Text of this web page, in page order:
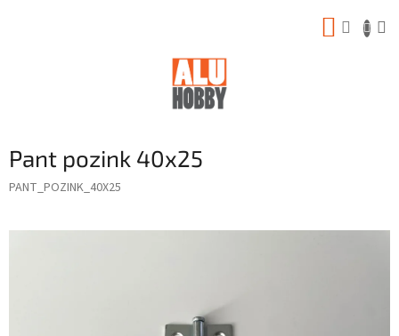
Pant pozink 40x25
PANT_POZINK_40X25